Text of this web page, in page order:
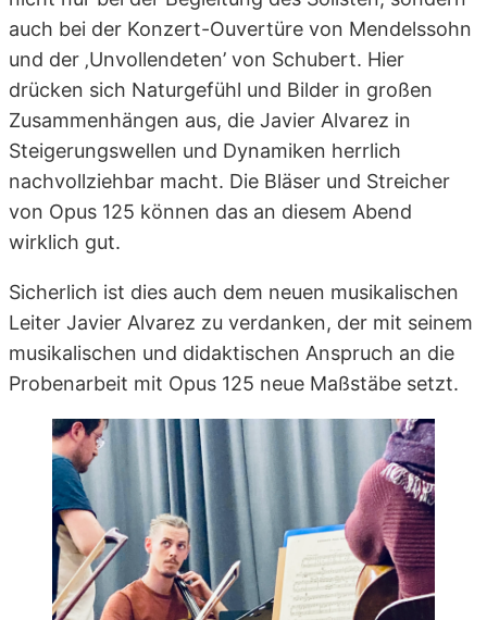
auch bei der Konzert-Ouvertüre von Mendelssohn
und der ‚Unvollendeten’ von Schubert. Hier
drücken sich Naturgefühl und Bilder in großen
Zusammenhängen aus, die Javier Alvarez in
Steigerungswellen und Dynamiken herrlich
nachvollziehbar macht. Die Bläser und Streicher
von Opus 125 können das an diesem Abend
wirklich gut.
Sicherlich ist dies auch dem neuen musikalischen
Leiter Javier Alvarez zu verdanken, der mit seinem
musikalischen und didaktischen Anspruch an die
Probenarbeit mit Opus 125 neue Maßstäbe setzt.